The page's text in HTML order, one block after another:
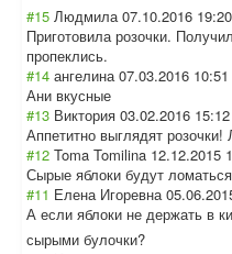
#15 Людмила 07.10.2016 19:20
Приготовила розочки.
пропеклись.
#14 ангелина 07.03.2016 10:51
Ани вкусные
#13 Виктория 03.02.2016 15:12
Аппетитно выглядят розочки!
#12 Toma Tomilina 12.12.2015
Сырые яблоки будут
#11 Елена Игоревна
А если яблоки не держать в
сырыми булочки?